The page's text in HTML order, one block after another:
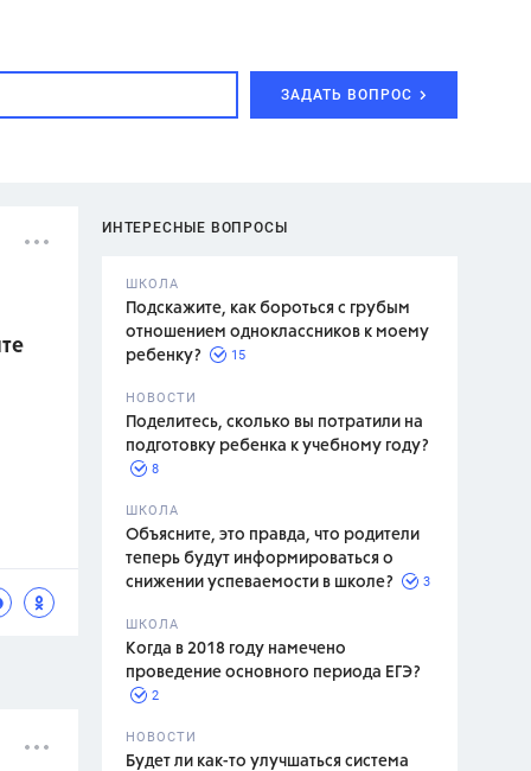
ЗАДАТЬ ВОПРОС
ИНТЕРЕСНЫЕ ВОПРОСЫ
ШКОЛА
Подскажите, как бороться с грубым
отношением одноклассников к моему
ребенку?
15
НОВОСТИ
Поделитесь, сколько вы потратили на
подготовку ребенка к учебному году?
8
ШКОЛА
Объясните, это правда, что родители
теперь будут информироваться о
снижении успеваемости в школе?
3
ШКОЛА
Когда в 2018 году намечено
проведение основного периода ЕГЭ?
2
НОВОСТИ
Будет ли как-то улучшаться система